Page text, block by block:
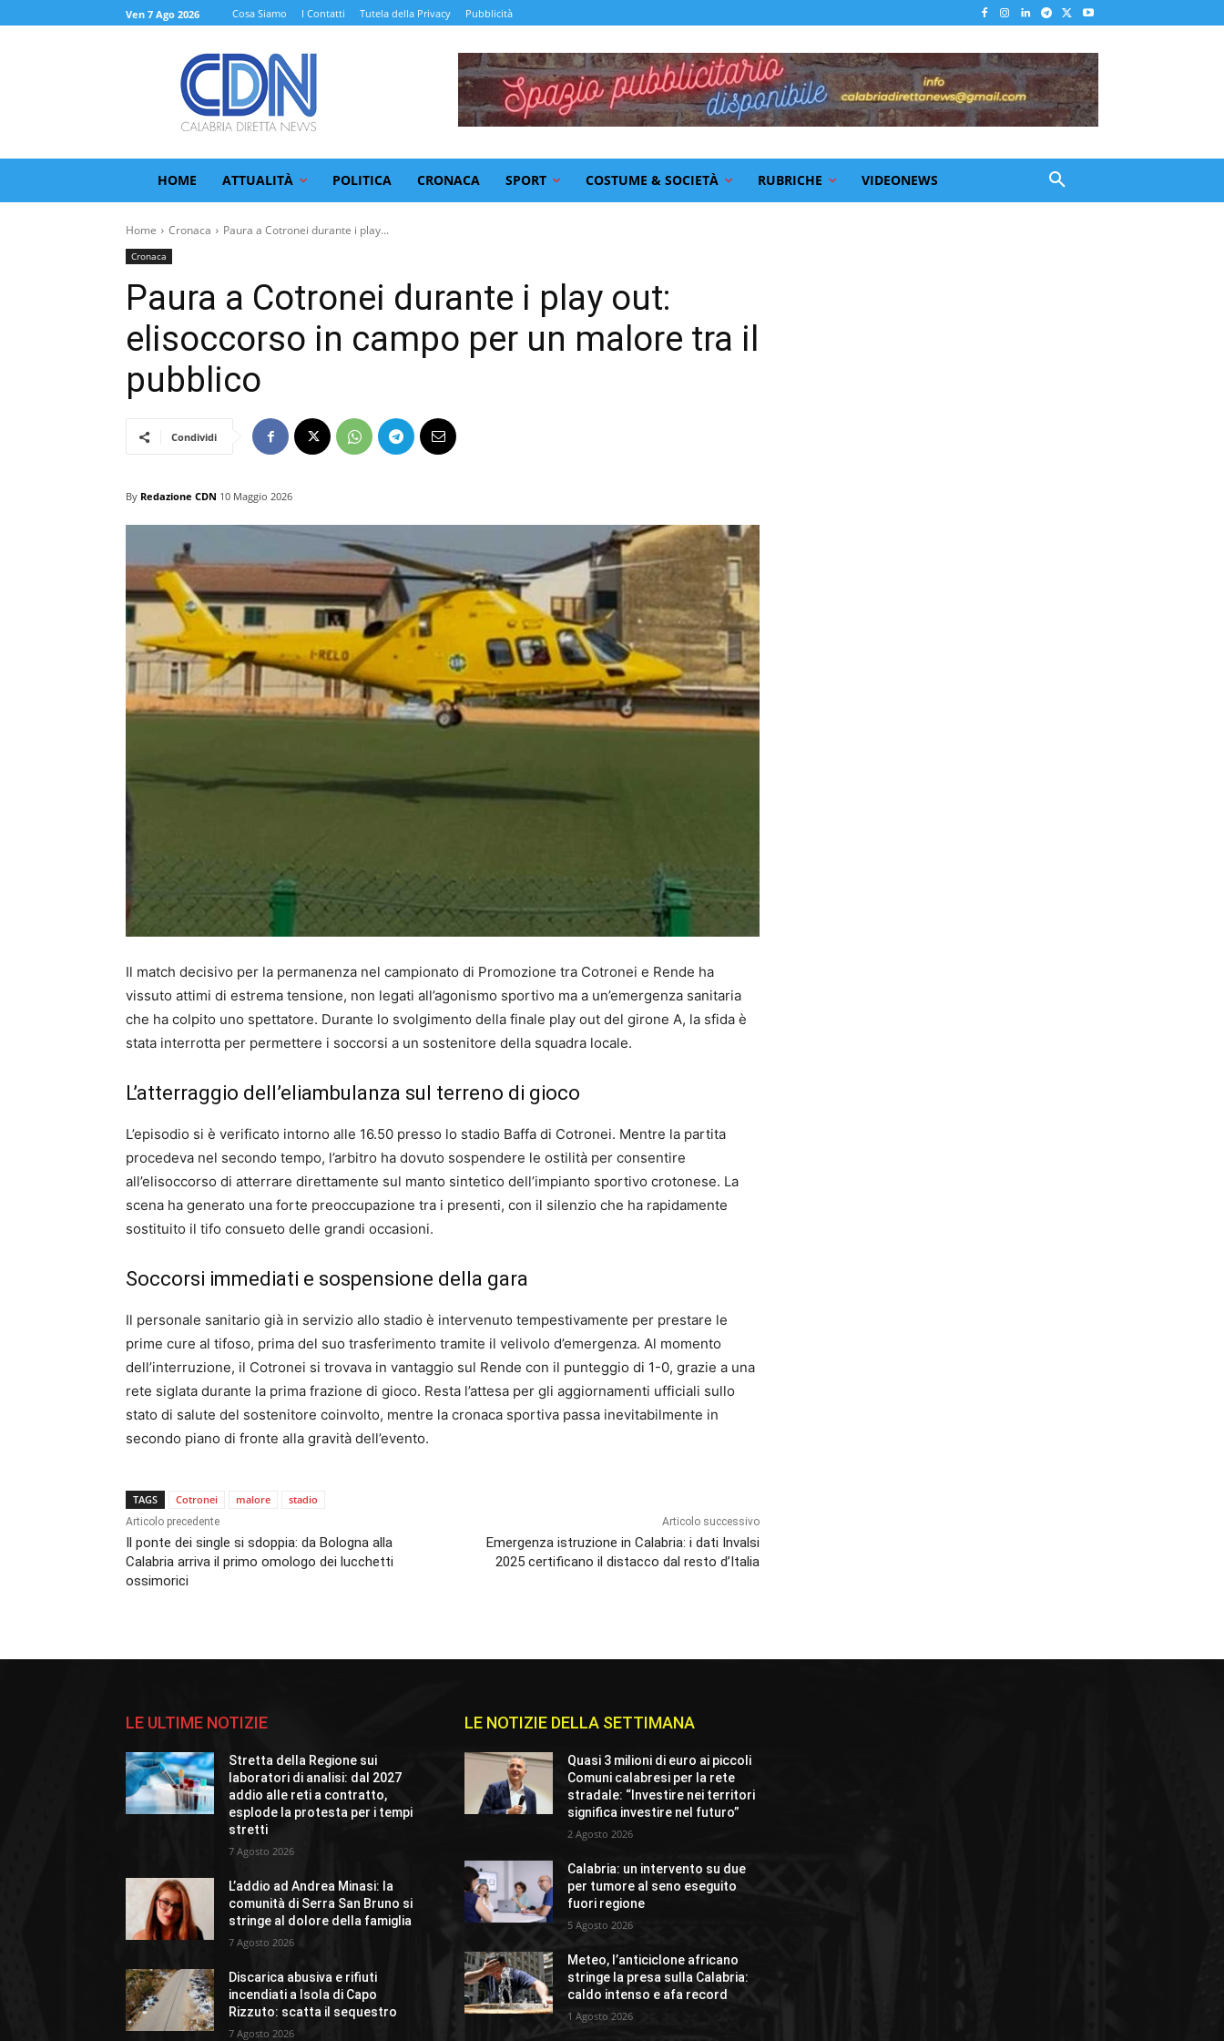
Ven 7 Ago 2026 Cosa Siamo I Contatti Tutela della Privacy Pubblicità
HOME ATTUALITÀ POLITICA CRONACA SPORT COSTUME & SOCIETÀ RUBRICHE VIDEONEWS
Home Cronaca Paura a Cotronei durante i play...
Cronaca
Paura a Cotronei durante i play out:
elisoccorso in campo per un malore tra il
pubblico
Condividi
By Redazione CDN 10 Maggio 2026
Il match decisivo per la permanenza nel campionato di Promozione tra Cotronei e Rende ha
vissuto attimi di estrema tensione, non legati all’agonismo sportivo ma a un’emergenza sanitaria
che ha colpito uno spettatore. Durante lo svolgimento della finale play out del girone A, la sfida è
stata interrotta per permettere i soccorsi a un sostenitore della squadra locale.
L’atterraggio dell’eliambulanza sul terreno di gioco
L’episodio si è verificato intorno alle 16.50 presso lo stadio Baffa di Cotronei. Mentre la partita
procedeva nel secondo tempo, l’arbitro ha dovuto sospendere le ostilità per consentire
all’elisoccorso di atterrare direttamente sul manto sintetico dell’impianto sportivo crotonese. La
scena ha generato una forte preoccupazione tra i presenti, con il silenzio che ha rapidamente
sostituito il tifo consueto delle grandi occasioni.
Soccorsi immediati e sospensione della gara
Il personale sanitario già in servizio allo stadio è intervenuto tempestivamente per prestare le
prime cure al tifoso, prima del suo trasferimento tramite il velivolo d’emergenza. Al momento
dell’interruzione, il Cotronei si trovava in vantaggio sul Rende con il punteggio di 1-0, grazie a una
rete siglata durante la prima frazione di gioco. Resta l’attesa per gli aggiornamenti ufficiali sullo
stato di salute del sostenitore coinvolto, mentre la cronaca sportiva passa inevitabilmente in
secondo piano di fronte alla gravità dell’evento.
TAGS Cotronei malore stadio
Articolo precedente
Il ponte dei single si sdoppia: da Bologna alla
Calabria arriva il primo omologo dei lucchetti
ossimorici
Articolo successivo
Emergenza istruzione in Calabria: i dati Invalsi
2025 certificano il distacco dal resto d’Italia
LE ULTIME NOTIZIE
Stretta della Regione sui
laboratori di analisi: dal 2027
addio alle reti a contratto,
esplode la protesta per i tempi
stretti
7 Agosto 2026
L’addio ad Andrea Minasi: la
comunità di Serra San Bruno si
stringe al dolore della famiglia
7 Agosto 2026
Discarica abusiva e rifiuti
incendiati a Isola di Capo
Rizzuto: scatta il sequestro
7 Agosto 2026
LE NOTIZIE DELLA SETTIMANA
Quasi 3 milioni di euro ai piccoli
Comuni calabresi per la rete
stradale: “Investire nei territori
significa investire nel futuro”
2 Agosto 2026
Calabria: un intervento su due
per tumore al seno eseguito
fuori regione
5 Agosto 2026
Meteo, l’anticiclone africano
stringe la presa sulla Calabria:
caldo intenso e afa record
1 Agosto 2026